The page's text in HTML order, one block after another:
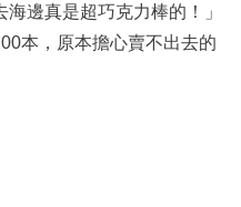
邊真是超巧克力棒的！」
本，原本擔心賣不出去的